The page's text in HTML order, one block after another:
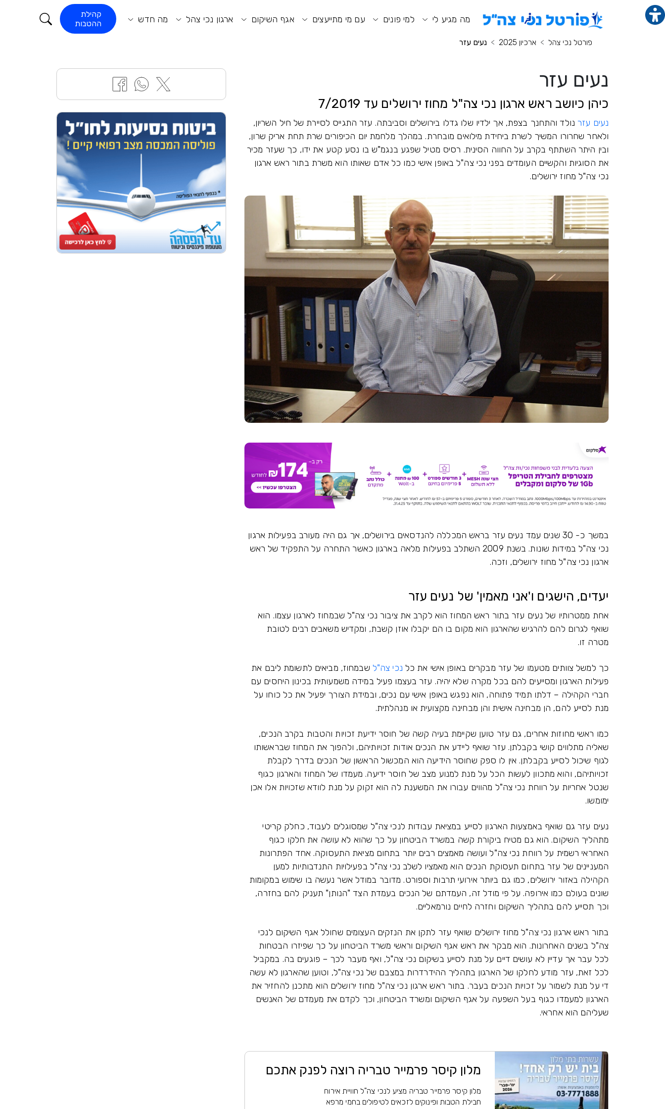
מה מגיע לי למי פונים עם מי מתייעצים אגף השיקום ארגון נכי צהל מה חדש
קהילת
ההטבות
פורטל נכי צהל
ארכיון 2025 נעים עזר
נעים עזר
כיהן כיושב ראש ארגון נכי צה"ל מחוז ירושלים עד 7/2019
נעים עזרנולד והתחנך בצפת, אך ילדיו שלו גדלו בירושלים וסביבתה. עזר התגייס לסיירת של חיל השריון,
ולאחר שחרורו המשיך לשרת ביחידת מילואים מובחרת. במהלך מלחמת יום הכיפורים שרת תחת אריק שרון,
ובין היתר השתתף בקרב על החווה הסינית. רסיס מטיל שפגע בנגמ"ש בו נסע קטע את ידו, כך שעזר מכיר
את הסוגיות והקשיים העומדים בפני נכי צה"ל באופן אישי כמו כל אדם שאותו הוא משרת בתור ראש ארגון
נכי צה"ל מחוז ירושלים.
במשך כ- 30 שנים עמד נעים עזר בראש המכללה להנדסאים בירושלים, אך גם היה מעורב בפעילות ארגון
נכי צה"ל במידות שונות. בשנת 2009 השתלב בפעילות מלאה בארגון כאשר התחרה על התפקיד של ראש
ארגון נכי צה"ל מחוז ירושלים, וזכה.
יעדים, הישגים ו'אני מאמין' של נעים עזר
אחת ממטרותיו של נעים עזר בתור ראש המחוז הוא לקרב את ציבור נכי צה"ל שבמחוז לארגון עצמו. הוא
שואף לגרום להם להרגיש שהארגון הוא מקום בו הם יקבלו אוזן קשבת, ומקדיש משאבים רבים לטובת
מטרה זו.
כך למשל צוותים מטעמו של עזר מבקרים באופן אישי את כל נכי צה"ל שבמחוז, מביאים לתשומת ליבם את
פעילות הארגון ומסייעים להם בכל מקרה שלא יהיה. עזר בעצמו פעיל במידה משמעותית בכינון היחסים עם
חברי הקהילה – דלתו תמיד פתוחה, הוא נפגש באופן אישי עם נכים, ובמידת הצורך יפעיל את כל כוחו על
מנת לסייע להם, הן מבחינה אישית והן מבחינה מקצועית או מנהלתית.
כמו ראשי מחוזות אחרים, גם עזר טוען שקיימת בעיה קשה של חוסר ידיעת זכויות והטבות בקרב הנכים,
שאליה מתלווים קושי בקבלתן. עזר שואף ליידע את הנכים אודות זכויותיהם, ולהפוך את המחוז שבראשותו
לגוף שיכול לסייע בקבלתן. אין לו ספק שחוסר הידיעה הוא המכשול הראשון של הנכים בדרך לקבלת
זכויותיהם, והוא מתכוון לעשות הכל על מנת למנוע מצב של חוסר ידיעה. מעמדו של המחוז והארגון כגוף
שנטל אחריות על רווחת נכי צה"ל מהווים עבורו את המשענת לה הוא זקוק על מנת לוודא שזכויות אלו אכן
ימומשו.
נעים עזר גם שואף באמצעות הארגון לסייע במציאת עבודות לנכי צה"ל שמסוגלים לעבוד, כחלק קריטי
מתהליך השיקום. הוא גם מטיח ביקורת קשה במשרד הביטחון על כך שהוא לא עושה את חלקו כגוף
האחראי רשמית על רווחת נכי צה"ל ועושה מאמצים רבים יותר בתחום מציאת התעסוקה. אחד הפתרונות
המעניינים של עזר בתחום תעסוקת הנכים הוא מאמציו לשלב נכי צה"ל בפעילויות התנדבותיות למען
הקהילה באזור ירושלים, כמו גם ביותר אירועי תרבות וספורט. מדובר במודל אשר נעשה בו שימוש במקומות
שונים בעולם כמו אירופה. על פי מודל זה, העמדתם של הנכים בעמדת הצד "הנותן" תעניק להם בחזרה,
וכך תסייע להם בתהליך השיקום וחזרה לחיים נורמאליים.
בתור ראש ארגון נכי צה"ל מחוז ירושלים שואף עזר לתקן את הנזקים העצומים שחולל אגף השיקום לנכי
צה"ל בשנים האחרונות. הוא מבקר את ראש אגף השיקום וראשי משרד הביטחון על כך שפיזרו הבטחות
לכל עבר אך עדיין לא עושים דיים על מנת לסייע בשיקום נכי צה"ל, ואף מעבר לכך – פוגעים בה. במקביל
לכל זאת, עזר מודע לחלקו של הארגון בתהליך ההידרדרות במצבם של נכי צה"ל, וטוען שהארגון לא עשה
די על מנת לשמור על זכויות הנכים בעבר. בתור ראש ארגון נכי צה"ל מחוז ירושלים הוא מתכנן להחזיר את
הארגון למעמדו כגוף בעל השפעה על אגף השיקום ומשרד הביטחון, וכך לקדם את מעמדם של האנשים
שעליהם הוא אחראי.
מלון קיסר פרמייר טבריה רוצה לפנק אתכם
מלון קיסר פרמייר טבריה מציע לנכי צה"ל חוויית אירוח
חבילת הטבות ופינוקים לזכאים לטיפולים בחמי מרפא
תוכן מרכזי מנוע חיפוש תפריט ראשי תפריט נגישות קורא התוכן